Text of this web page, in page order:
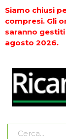
Siamo chiusi
compresi. Gli
saranno
agosto 2026.